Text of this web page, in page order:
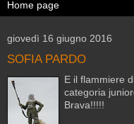
giovedì 16 giugno 2016
SOFIA PARDO
E il flammiere
categoria
Brava!!!!!